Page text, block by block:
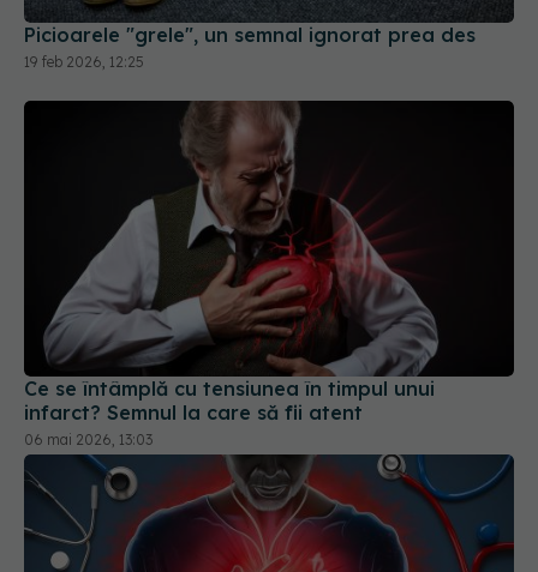
Ce se întâmplă cu tensiunea în timpul unui
infarct? Semnul la care să fii atent
06 mai 2026, 13:03